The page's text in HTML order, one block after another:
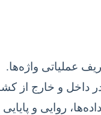
عملیاتی واژه‌ها.
داخل و خارج از
روایی و پایایی